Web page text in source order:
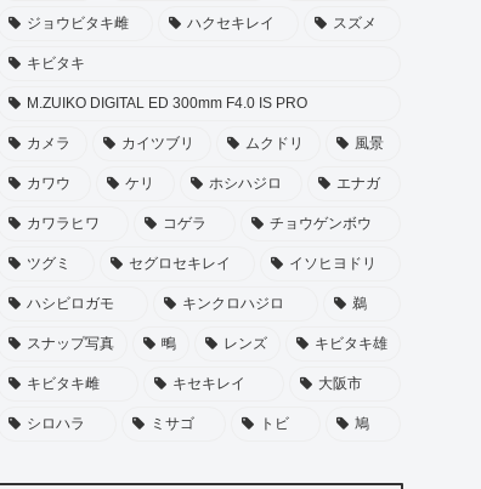
ジョウビタキ雌 ハクセキレイ スズメ
キビタキ
M.ZUIKO DIGITAL ED 300mm F4.0 IS PRO
カメラ カイツブリ ムクドリ 風景
カワウ ケリ ホシハジロ エナガ
カワラヒワ コゲラ チョウゲンボウ
ツグミ セグロセキレイ イソヒヨドリ
ハシビロガモ キンクロハジロ 鵜
スナップ写真 鴫 レンズ キビタキ雄
キビタキ雌 キセキレイ 大阪市
シロハラ ミサゴ トビ 鳩